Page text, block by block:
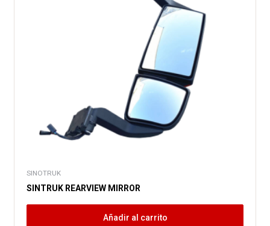
SINOTRUK
SINTRUK REARVIEW MIRROR
Añadir al carrito